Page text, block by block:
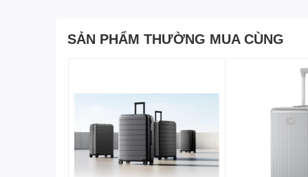
SẢN PHẨM THƯỜNG MUA CÙNG